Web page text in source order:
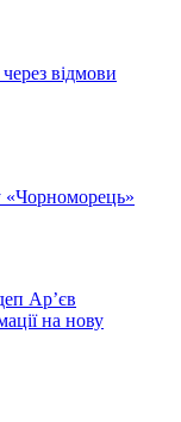
відмови
«Чорноморець»
Ар’єв
на нову